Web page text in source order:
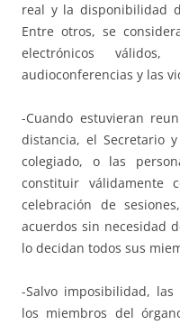
real y la disponibilidad
Entre otros, se
electrónicos
audioconferencias y las
-Cuando estuvieran
distancia, el Secretario
colegiado, o las
constituir válidamente
celebración de
acuerdos sin necesidad
lo decidan todos sus
-Salvo imposibilidad,
los miembros del